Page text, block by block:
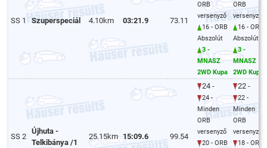
SS 1 Szuperspeciál 4.10km 03:21.9 73.11
ORB
versenyző
16 - ORB
Abszolút
3 -
MNASZ
2WD Kupa
ORB
versenyző
16 - ORB
Abszolút
3 -
MNASZ
2WD Kupa
SS 2
Újhuta -
Telkibánya /1
25.15km 15:09.6 99.54
24 -
24 -
Minden
ORB
versenyző
20 - ORB
22 -
22 -
Minden
ORB
versenyző
18 - ORB